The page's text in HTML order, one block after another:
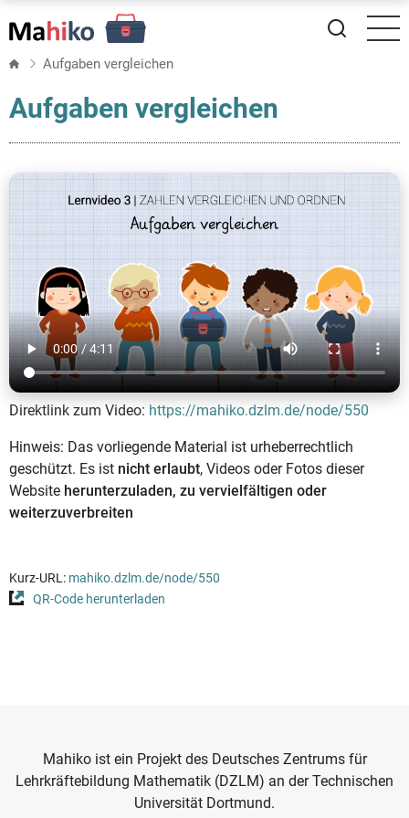
zum
Inhalt Aufgaben vergleichen
Aufgaben vergleichen
Direktlink zum Video: https://mahiko.dzlm.de/node/550
Hinweis: Das vorliegende Material ist urheberrechtlich
geschützt. Es ist nicht erlaubt, Videos oder Fotos dieser
Website herunterzuladen, zu vervielfältigen oder
weiterzuverbreiten
Kurz-URL: mahiko.dzlm.de/node/550
QR-Code herunterladen
Mahiko ist ein Projekt des Deutsches Zentrums für
Lehrkräftebildung Mathematik (DZLM) an der Technischen
Universität Dortmund.